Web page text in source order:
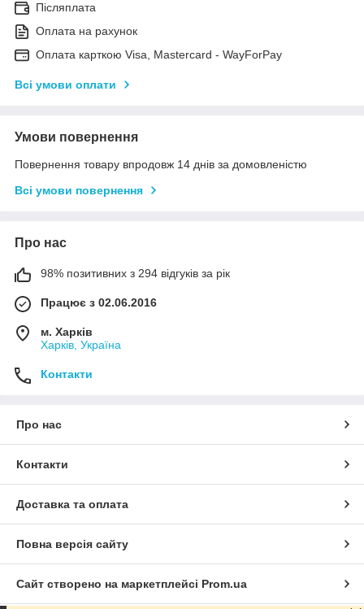
Післяплата
Оплата на рахунок
Оплата карткою Visa, Mastercard - WayForPay
Всі умови оплати
Умови повернення
Повернення товару впродовж 14 днів за домовленістю
Всі умови повернення
Про нас
98% позитивних з 294 відгуків за рік
Працює з 02.06.2016
м. Харків
Харків, Україна
Контакти
Про нас
Контакти
Доставка та оплата
Повна версія сайту
Сайт створено на маркетплейсі Prom.ua